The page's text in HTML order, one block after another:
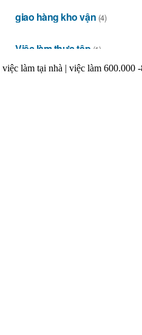
làm tại nhà | việc làm 600.000